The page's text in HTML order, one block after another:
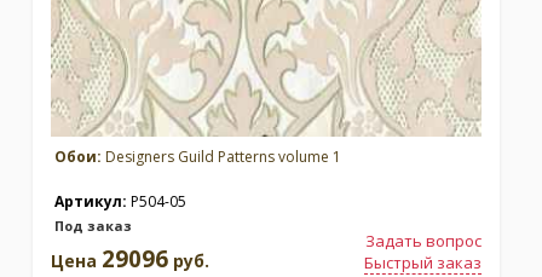
Обои: Designers Guild Patterns volume 1
Артикул: P504-05
Под заказ
Задать вопрос
Быстрый заказ
Цена 29096 руб.